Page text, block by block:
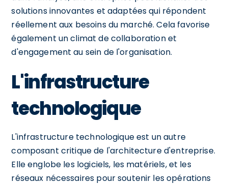
solutions innovantes et adaptées qui répondent
réellement aux besoins du marché. Cela favorise
également un climat de collaboration et
d'engagement au sein de l'organisation.
L'infrastructure
technologique
L'infrastructure technologique est un autre
composant critique de l'architecture d'entreprise.
Elle englobe les logiciels, les matériels, et les
réseaux nécessaires pour soutenir les opérations